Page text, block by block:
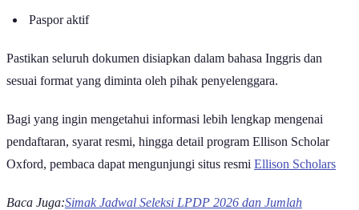
Paspor aktif
Pastikan seluruh dokumen disiapkan dalam bahasa Inggris dan
sesuai format yang diminta oleh pihak penyelenggara.
Bagi yang ingin mengetahui informasi lebih lengkap mengenai
pendaftaran, syarat resmi, hingga detail program Ellison Scholar
Oxford, pembaca dapat mengunjungi situs resmi Ellison Scholars
Baca Juga:Simak Jadwal Seleksi LPDP 2026 dan Jumlah